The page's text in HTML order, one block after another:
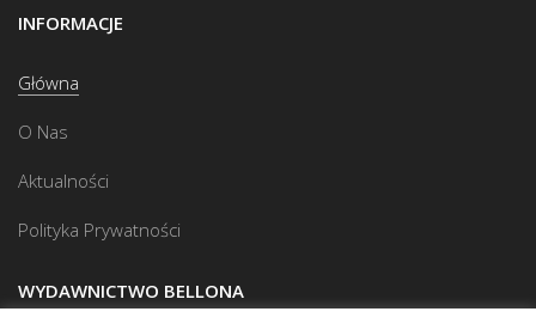
INFORMACJE
Główna
O Nas
Aktualności
Polityka Prywatności
WYDAWNICTWO BELLONA